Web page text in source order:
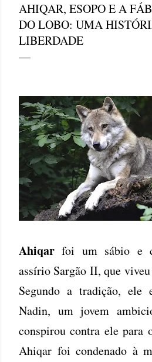
AHIQAR, ESOPO E A
DO LOBO: UMA
LIBERDADE
Ahiqar foi um sábio e
assírio Sargão II, que
Segundo a tradição,
Nadin, um jovem
conspirou contra ele para
Ahiqar foi condenado à